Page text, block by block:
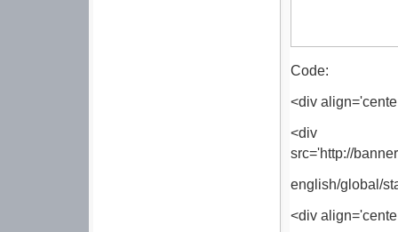
Code:
<div
<div
src='http://
english/global/
<div